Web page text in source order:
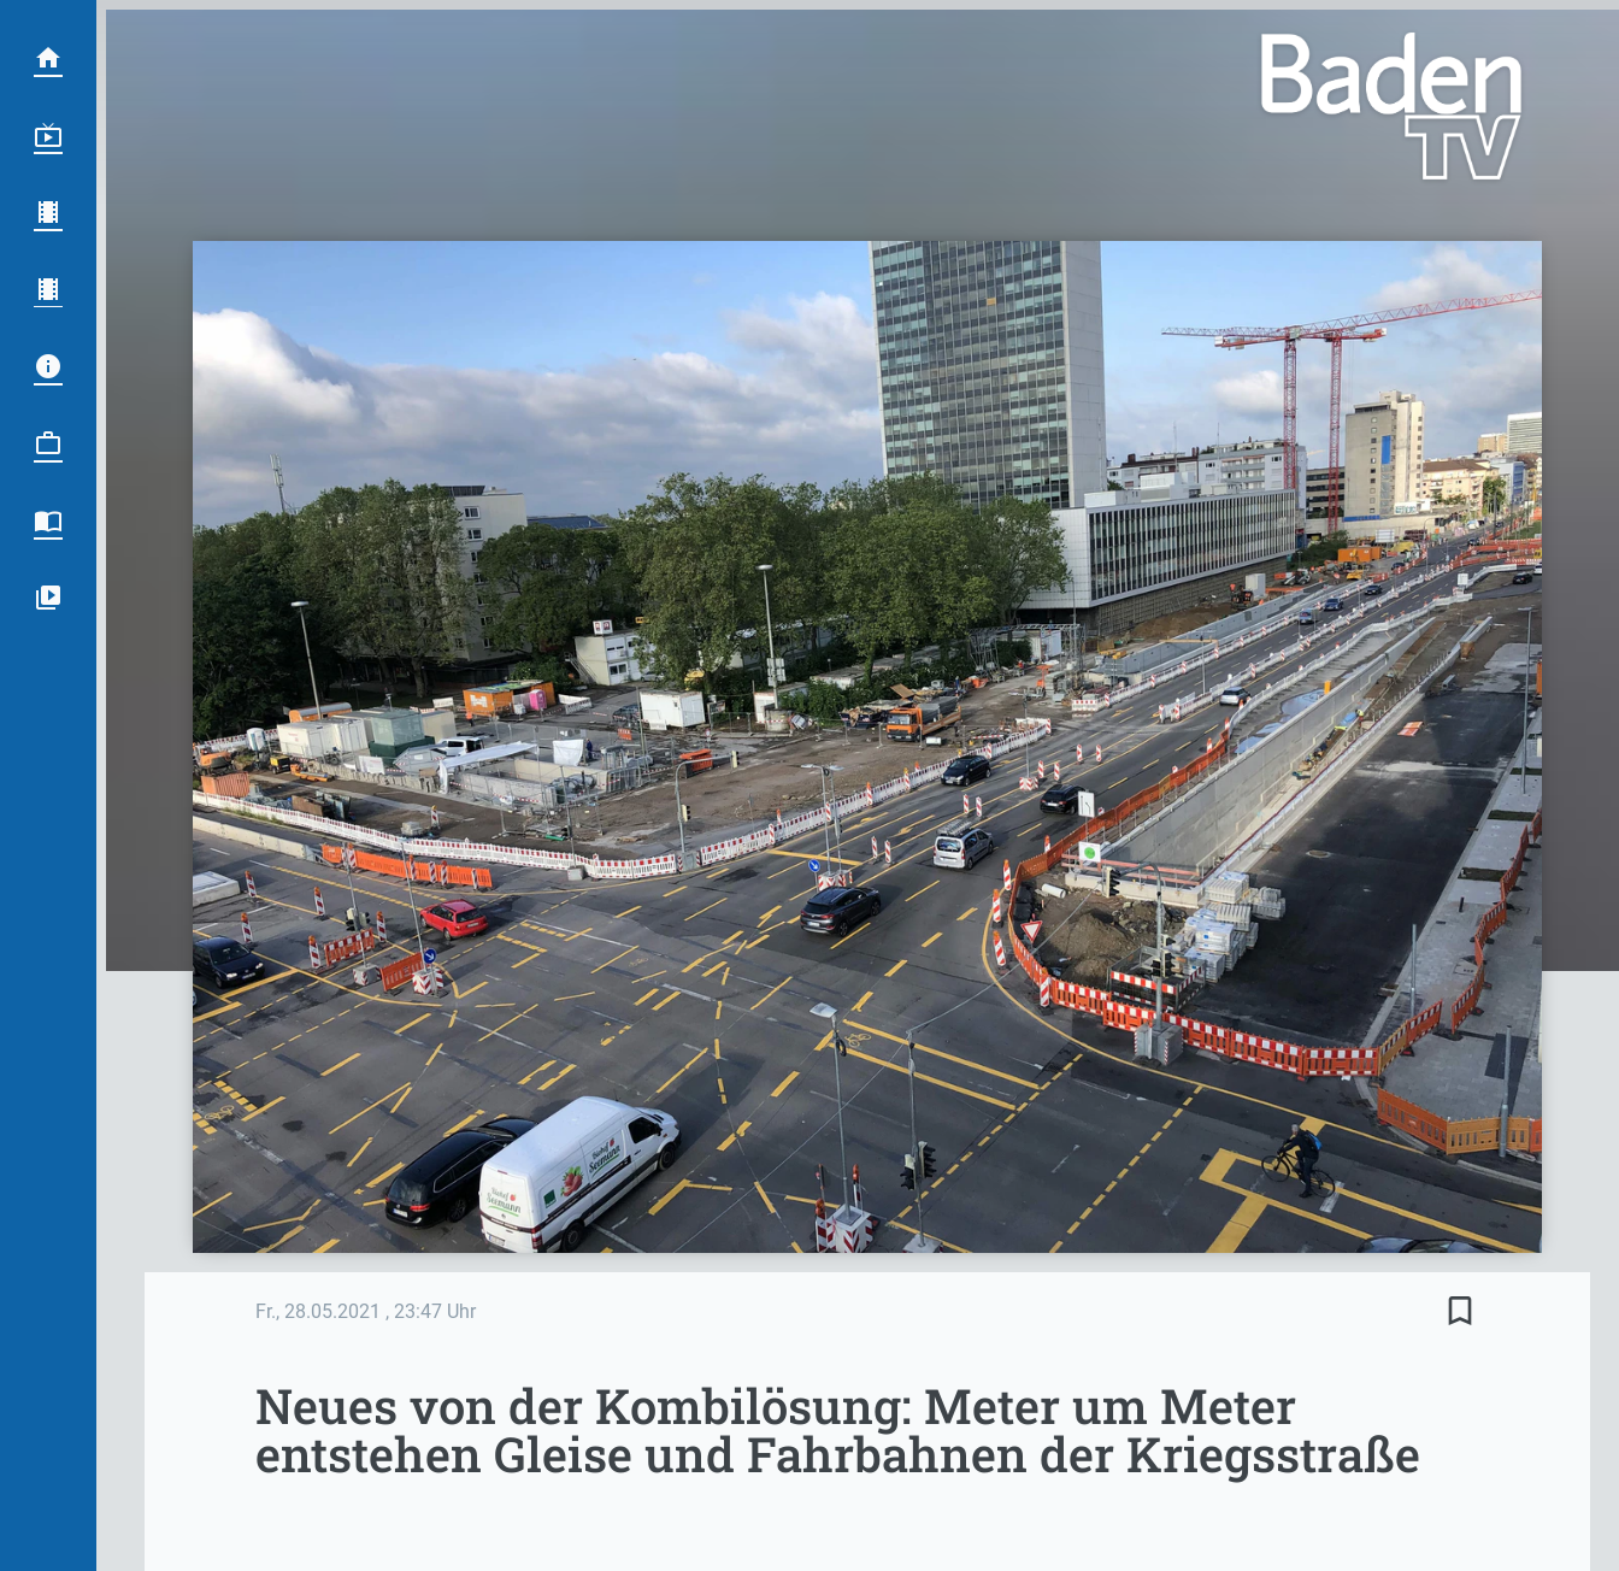
Fr., 28.05.2021 , 23:47 Uhr bookmark_border
Neues von der Kombilösung: Meter um Meter
entstehen Gleise und Fahrbahnen der Kriegsstraße